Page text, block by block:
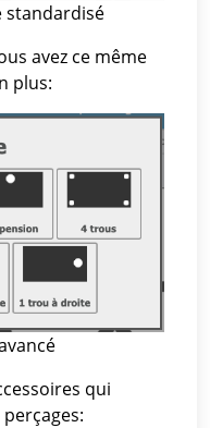
standardisé
avez ce même
plus:
qui